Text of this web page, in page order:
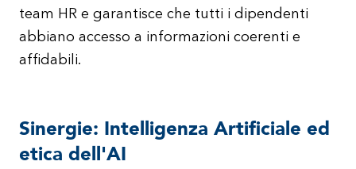
team HR e garantisce che tutti i dipendenti
abbiano accesso a informazioni coerenti e
affidabili.
Sinergie: Intelligenza Artificiale ed
etica dell'AI